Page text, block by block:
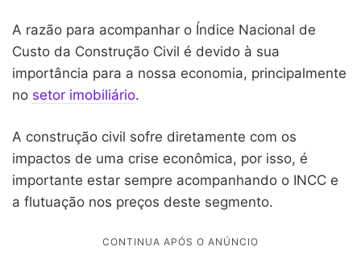
A razão para acompanhar o Índice Nacional de
Custo da Construção Civil é devido à sua
importância para a nossa economia, principalmente
no setor imobiliário.
A construção civil sofre diretamente com os
impactos de uma crise econômica, por isso, é
importante estar sempre acompanhando o INCC e
a flutuação nos preços deste segmento.